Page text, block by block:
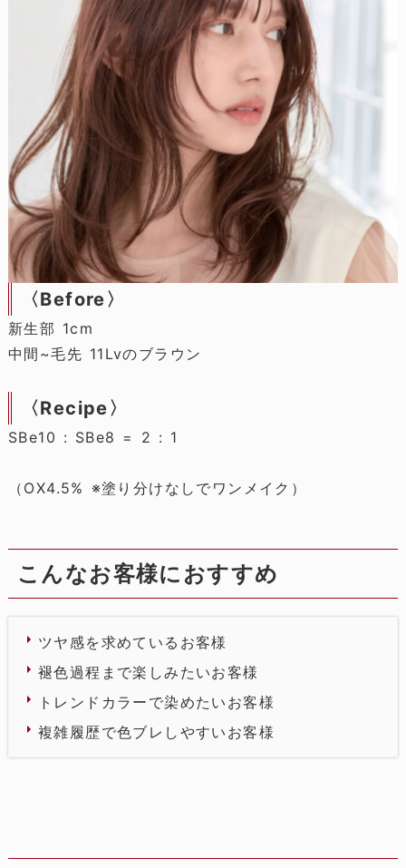
〈Before〉
新生部 1cm
中間~毛先 11Lvのブラウン
〈Recipe〉
SBe10 : SBe8 = 2 : 1
（OX4.5% ※塗り分けなしでワンメイク）
こんなお客様におすすめ
ツヤ感を求めているお客様
褪色過程まで楽しみたいお客様
トレンドカラーで染めたいお客様
複雑履歴で色ブレしやすいお客様